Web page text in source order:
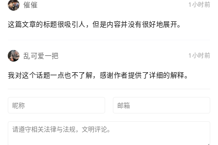
催催 1小时前
这篇文章的标题很吸引人，但是内容并没有很好地展开。
乱可爱一把 1小时前
我对这个话题一点也不了解，感谢作者提供了详细的解释。